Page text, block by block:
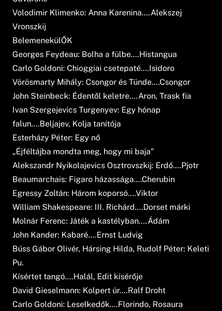
Volodimir Klimenko: Anna Karenina….Alekszej
Vronszkij
BelemenekülŐK
Georges Feydeau: Bolha a fülbe….Histangua
Carlo Goldoni: Chioggiai csetepaté….Isidoro
Vörösmarty Mihály: Csongor és Tünde….Csongor
John Steinbeck: Édentől keletre….Aron, Trask fia
Ivan Szergejevics Turgenyev: Egy hónap
falun….Beljajev, Kolja tanítója
Esterházy Péter: Egy nő
„Éjféltájba mondta meg, hogy mi baja”
Alekszandr Nyikolajevics Osztrovszkij: Erdő….Pjotr
Beaumarchais: Figaro házassága….Cherubin
Egressy Zoltán: Három koporsó….Viktor
William Shakespeare: III. Richárd….Dorset márki
Molnár Ferenc: Játék a kastélyban….Ádám
John Kander: Kabaré….Ernst Ludvig
Búss Gábor Olivér, Hársing Hilda, Rudolf Péter: Keleti
Pu.
Kísértet tangó….Halál, Edit kísérője
David Gieselmann: Kolpert úr….Ralf Droht
Carlo Goldoni: Leselkedők….Florindo, Rosaura